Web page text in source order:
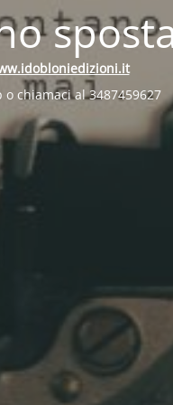
chiamaci al 3487459627